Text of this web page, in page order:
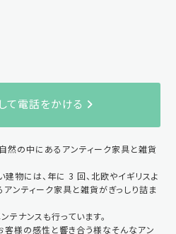
て電話をかける
然の中にあるアンティーク家具と雑貨
物には、年に 3 回、北欧やイギリスよ
ンティーク家具と雑貨がぎっしり詰ま
ナンスも行っています。
客様の感性と響き合う様なそんなアン